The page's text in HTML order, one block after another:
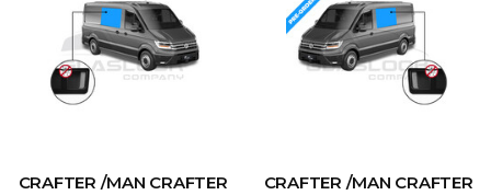
CRAFTER /MAN CRAFTER
CRAFTER /MAN CRAFTER